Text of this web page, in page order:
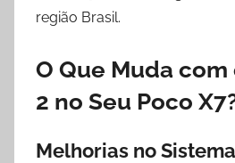
região Brasil.
O Que Muda com
2 no Seu Poco
Melhorias no Sistema